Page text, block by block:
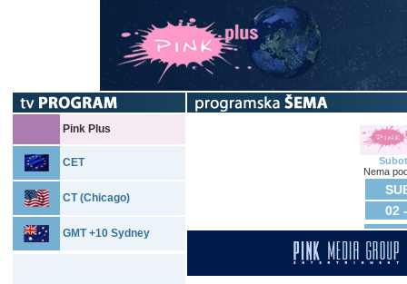
Pink Plus
CET
CT (Chicago)
GMT +10 Sydney
Nema
02